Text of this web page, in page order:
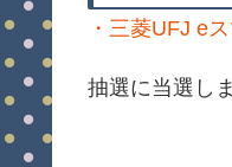
・三菱UFJ e
抽選に当選し